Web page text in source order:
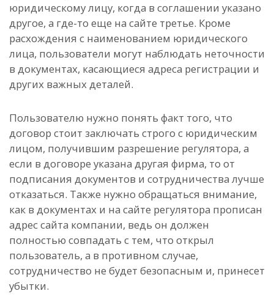
юридическому лицу, когда в соглашении указано
другое, а где-то еще на сайте третье. Кроме
расхождения с наименованием юридического
лица, пользователи могут наблюдать неточности
в документах, касающиеся адреса регистрации и
других важных деталей.
Пользователю нужно понять факт того, что
договор стоит заключать строго с юридическим
лицом, получившим разрешение регулятора, а
если в договоре указана другая фирма, то от
подписания документов и сотрудничества лучше
отказаться. Также нужно обращаться внимание,
как в документах и на сайте регулятора прописан
адрес сайта компании, ведь он должен
полностью совпадать с тем, что открыл
пользователь, а в противном случае,
сотрудничество не будет безопасным и, принесет
убытки.